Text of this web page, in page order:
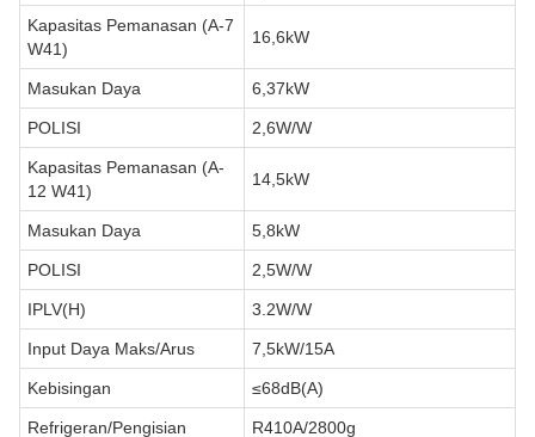
Kapasitas Pemanasan (A-7
W41)
16,6kW
Masukan Daya 6,37kW
POLISI 2,6W/W
Kapasitas Pemanasan (A-
12 W41)
14,5kW
Masukan Daya 5,8kW
POLISI 2,5W/W
IPLV(H) 3.2W/W
Input Daya Maks/Arus 7,5kW/15A
Kebisingan ≤68dB(A)
Refrigeran/Pengisian R410A/2800g